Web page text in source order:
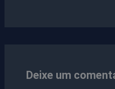
Deixe um